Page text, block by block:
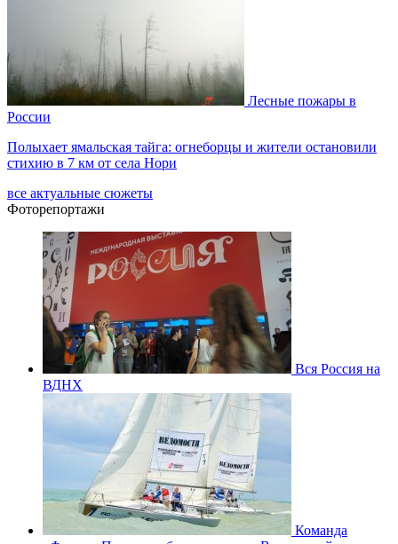
Лесные пожары в
России
Полыхает ямальская тайга: огнеборцы и жители остановили
стихию в 7 км от села Нори
все актуальные сюжеты
Фоторепортажи
Вся Россия на
ВДНХ
Команда